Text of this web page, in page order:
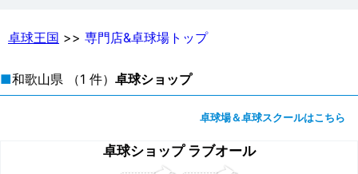
卓球王国 >> 専門店&卓球場トップ
■和歌山県 （1 件） 卓球ショップ
卓球ショップ ラブオール